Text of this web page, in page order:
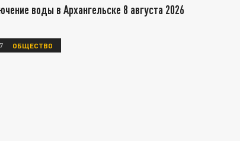
воды в Архангельске 8 августа 2026
ОБЩЕСТВО